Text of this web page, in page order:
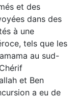
et des
dans des
à une
tels que les
au sud-
et Ben
a eu de